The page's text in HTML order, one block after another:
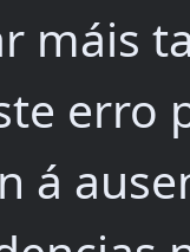
máis
erro
á